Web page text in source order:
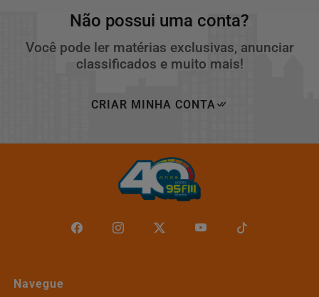
Não possui uma conta?
Você pode ler matérias exclusivas, anunciar
classificados e muito mais!
CRIAR MINHA CONTA
Navegue